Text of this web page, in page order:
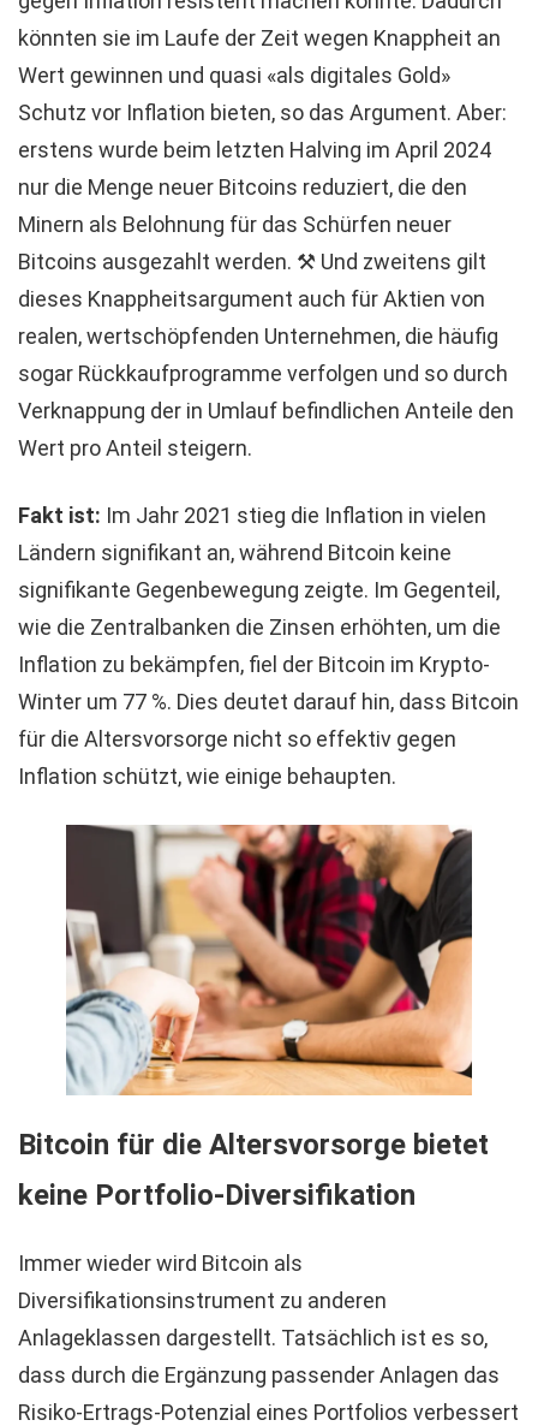
könnten sie im Laufe der Zeit wegen Knappheit an
Wert gewinnen und quasi «als digitales Gold»
Schutz vor Inflation bieten, so das Argument. Aber:
erstens wurde beim letzten Halving im April 2024
nur die Menge neuer Bitcoins reduziert, die den
Minern als Belohnung für das Schürfen neuer
Bitcoins ausgezahlt werden. ⚒️ Und zweitens gilt
dieses Knappheitsargument auch für Aktien von
realen, wertschöpfenden Unternehmen, die häufig
sogar Rückkaufprogramme verfolgen und so durch
Verknappung der in Umlauf befindlichen Anteile den
Wert pro Anteil steigern.
Fakt ist: Im Jahr 2021 stieg die Inflation in vielen
Ländern signifikant an, während Bitcoin keine
signifikante Gegenbewegung zeigte. Im Gegenteil,
wie die Zentralbanken die Zinsen erhöhten, um die
Inflation zu bekämpfen, fiel der Bitcoin im Krypto-
Winter um 77 %. Dies deutet darauf hin, dass Bitcoin
für die Altersvorsorge nicht so effektiv gegen
Inflation schützt, wie einige behaupten.
Bitcoin für die Altersvorsorge bietet
keine Portfolio-Diversifikation
Immer wieder wird Bitcoin als
Diversifikationsinstrument zu anderen
Anlageklassen dargestellt. Tatsächlich ist es so,
dass durch die Ergänzung passender Anlagen das
Risiko-Ertrags-Potenzial eines Portfolios verbessert